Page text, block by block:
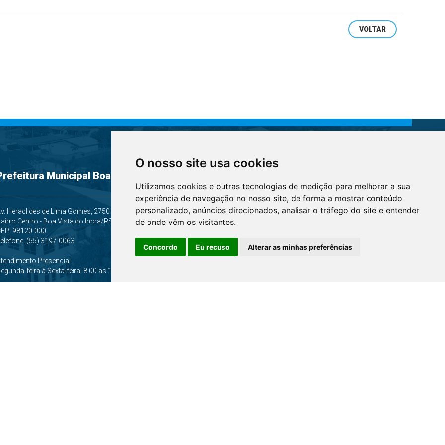
O nosso site usa cookies
Utilizamos cookies e outras tecnologias de medição para melhorar a sua
experiência de navegação no nosso site, de forma a mostrar conteúdo
personalizado, anúncios direcionados, analisar o tráfego do site e entender
de onde vêm os visitantes.
Concordo Eu recuso Alterar as minhas preferências
VOLTAR
Municipal Boa Vista do Incra/RS
Heraclides de Lima Gomes, 2750
Centro - Boa Vista do Incra/RS
98120-000
(55) 3197-0063
Presencial
feira à Sexta-feira: 8:00 as 12:00 e 13:30 as 17:30
Secretarias Municipais
Gabinete
Administração e Planejamento
Assistência Social e Habitação